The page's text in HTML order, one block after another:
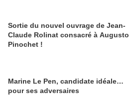
Sortie du nouvel ouvrage de Jean-
Claude Rolinat consacré à Augusto
Pinochet !
Marine Le Pen, candidate idéale…
pour ses adversaires